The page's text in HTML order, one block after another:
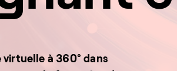
à 360° dans